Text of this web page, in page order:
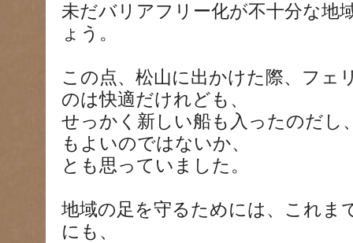
未だバリアフリー化が不十分な地
ょう。
この点、松山に出かけた際、フェ
のは快適だけれども、
せっかく新しい船も入ったのだし
もよいのではないか、
とも思っていました。
地域の足を守るためには、これま
にも、